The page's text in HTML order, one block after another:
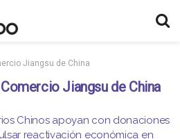
Jiangsu de China
Jiangsu de China
Chinos apoyan con donaciones
reactivación económica en